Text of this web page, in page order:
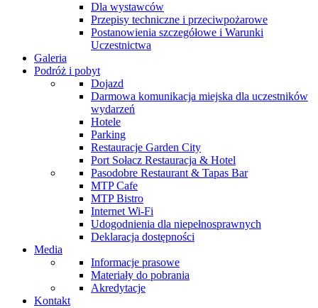
Dla wystawców
Przepisy techniczne i przeciwpożarowe
Postanowienia szczegółowe i Warunki
Uczestnictwa
Galeria
Podróż i pobyt
Dojazd
Darmowa komunikacja miejska dla uczestników
wydarzeń
Hotele
Parking
Restauracje Garden City
Port Sołacz Restauracja & Hotel
Pasodobre Restaurant & Tapas Bar
MTP Cafe
MTP Bistro
Internet Wi-Fi
Udogodnienia dla niepełnosprawnych
Deklaracja dostępności
Media
Informacje prasowe
Materiały do pobrania
Akredytacje
Kontakt